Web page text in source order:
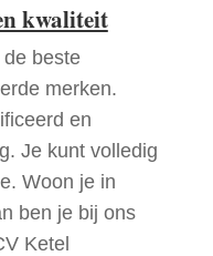
kwaliteit
beste
merken.
en
Je kunt volledig
Woon je in
ben je bij ons
Ketel